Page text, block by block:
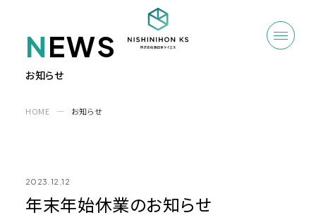
NEWS
お知らせ
HOME お知らせ
2023.12.12
年末年始休業のお知らせ